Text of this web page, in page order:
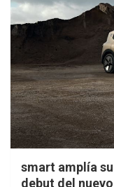
smart amplía
debut del